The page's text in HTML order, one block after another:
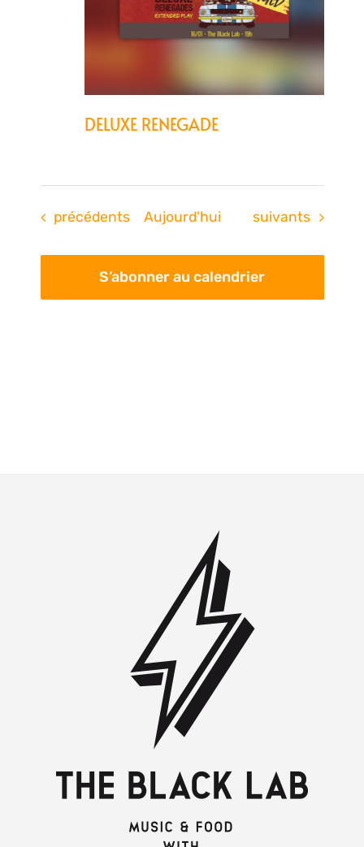
DELUXE RENEGADE
Évènements
précédents Aujourd'hui Évènements
suivants
S’abonner au calendrier